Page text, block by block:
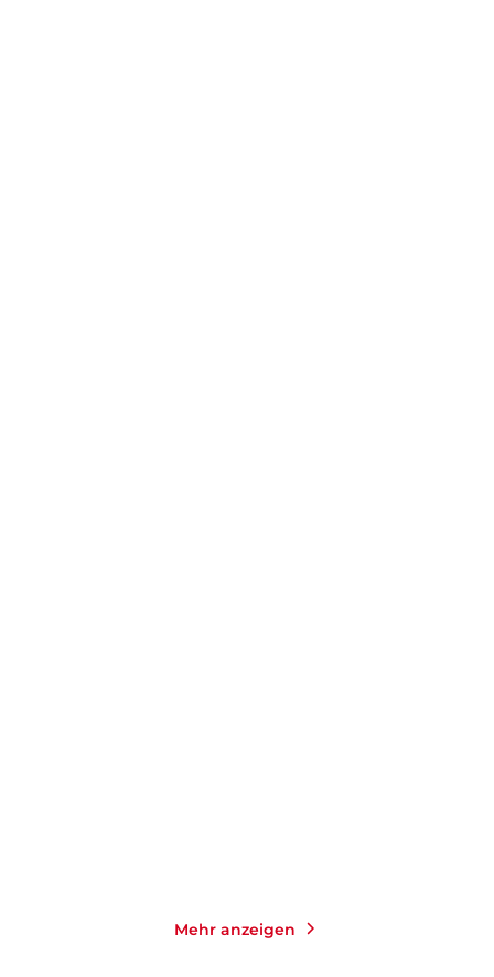
Mehr anzeigen